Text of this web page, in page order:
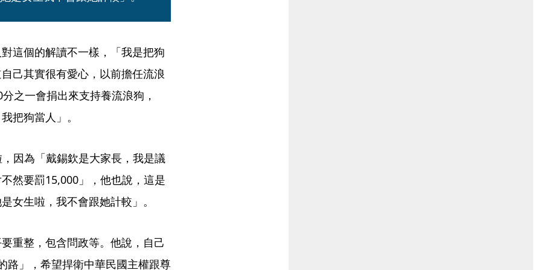
這個的解讀不一樣，「我是把狗
己其實很有愛心，以前擔任流浪
之一會捐出來支持養流浪狗，
把狗當人」。
因為「戴錫欽是大家長，我是議
然要罰15,000」，他也說，這是
女生啦，我不會跟她計較」。
重整，包含問政等。他說，自己
路」，希望捍衛中華民國主權跟尊